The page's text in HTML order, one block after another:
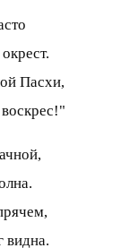
Пасхи,
видна.